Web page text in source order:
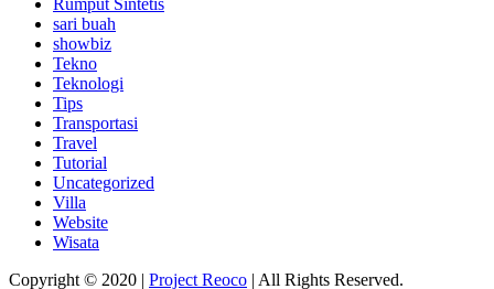
Rumput Sintetis
sari buah
showbiz
Tekno
Teknologi
Tips
Transportasi
Travel
Tutorial
Uncategorized
Villa
Website
Wisata
Copyright © 2020 | Project Reoco | All Rights Reserved.